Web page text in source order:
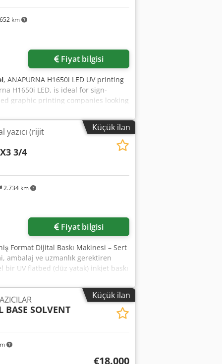
km
Fiyat bilgisi
, ANAPURNA H1650i LED UV printing
H1650i LED, is ideal for sign-
graphic printing companies looking
support widths up to 1.65 m for
with UV-LED lamps, which enable
and time. The white ink function
use of white as a spot color. Rigid
Maximum length: 3.2 m (10.5
42 cm – 1.97 x 1.4 ft) Thickness
in) Maximum weight: 10 kg/m² on
Maximum length: n/a – limited by
kg (110 lbs) Dedjy It T Hopfx Ad
Küçük ilan
2.734 km
yazıcı (rijit
3/4
Fiyat bilgisi
Format Dijital Baskı Makinesi – Sert
ambalaj ve uzmanlık gerektiren
UV flatbed (düz yatak) inkjet baskı
tarafından geliştirilen X2 modeli,
görüntü kalitesini bir araya getirir.
orta ve yüksek kapasiteli üretim
X3 olup, X2'ye (iki CMYK
RIP: Dahil değildir Otomasyon:
Tam çalışır durumda, yüksek hızda
gerekmektedir (teklif edilebilir).
talep üzerine
başvurunuz.
Küçük ilan
BASE SOLVENT
€18.000